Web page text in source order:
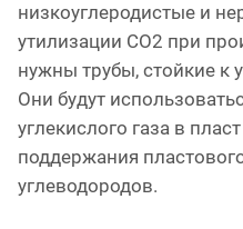
низкоуглеродистые и
утилизации СО2 при
нужны трубы, стойкие к
Они будут
углекислого газа в
поддержания
углеводородов.